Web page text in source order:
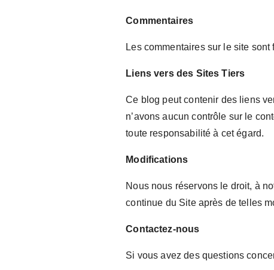
Commentaires
Les commentaires sur le site sont
Liens vers des Sites Tiers
Ce blog peut contenir des liens
n’avons aucun contrôle sur le
toute responsabilité à cet égard.
Modifications
Nous nous réservons le droit, à
continue du Site après de telles
Contactez-nous
Si vous avez des questions